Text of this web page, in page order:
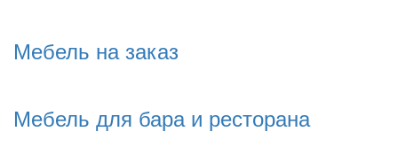
Мебель на заказ
Мебель для бара и ресторана